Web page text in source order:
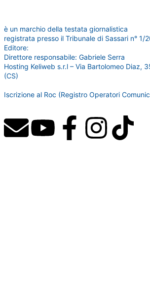
è un marchio della testata giornalistica
registrata presso il Tribunale di Sassari n° 1/
Editore:
Direttore responsabile: Gabriele Serra
Hosting Keliweb s.r.l – Via Bartolomeo Diaz,
(CS)
Iscrizione al Roc (Registro Operatori